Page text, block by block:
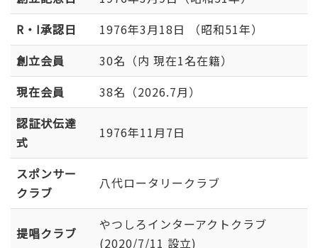
R・I承認日
1976年3月18日 （昭和51年）
創立会員
30名（内 現在1名在籍）
現在会員
38名（2026.7月）
認証状伝達
式
1976年11月7日
スポンサー
クラブ
八代ロータリークラブ
提唱クラブ
やつしろインターアクトクラブ
(2020/7/11 設立)